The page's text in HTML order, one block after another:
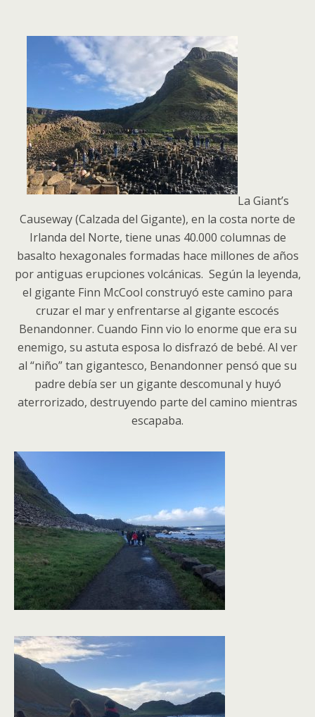
La Giant’s
Causeway (Calzada del Gigante), en la costa norte de
Irlanda del Norte, tiene unas 40.000 columnas de
basalto hexagonales formadas hace millones de años
por antiguas erupciones volcánicas. Según la leyenda,
el gigante Finn McCool construyó este camino para
cruzar el mar y enfrentarse al gigante escocés
Benandonner. Cuando Finn vio lo enorme que era su
enemigo, su astuta esposa lo disfrazó de bebé. Al ver
al “niño” tan gigantesco, Benandonner pensó que su
padre debía ser un gigante descomunal y huyó
aterrorizado, destruyendo parte del camino mientras
escapaba.